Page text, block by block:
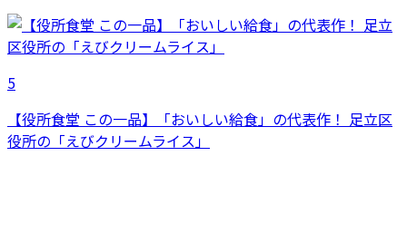
5
【役所食堂 この一品】「おいしい給食」の代表作！ 足立区
役所の「えびクリームライス」